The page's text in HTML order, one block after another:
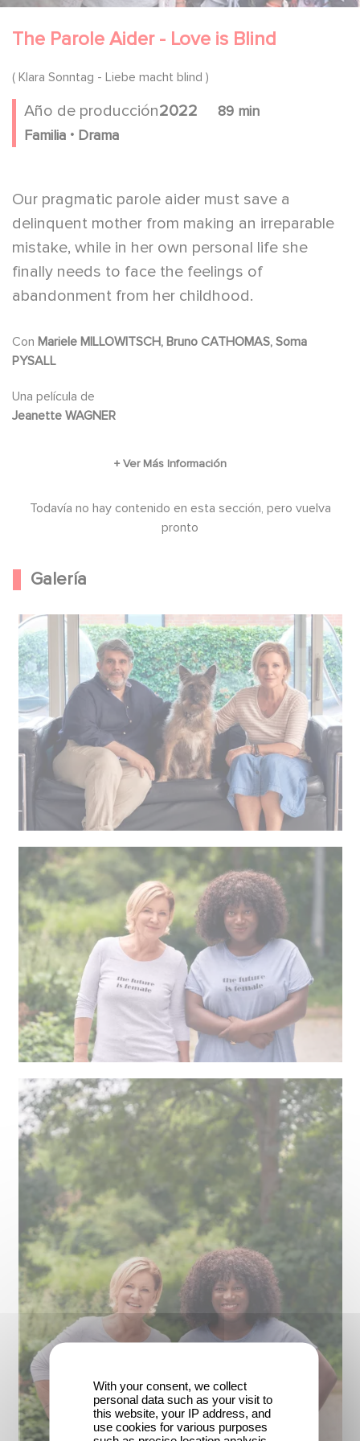
The Parole Aider - Love is Blind
( Klara Sonntag - Liebe macht blind )
Año de producción2022
89 min
Familia . Drama
Our pragmatic parole aider must save a
delinquent mother from making an irreparable
mistake, while in her own personal life she
finally needs to face the feelings of
abandonment from her childhood.
Con
PYSALL
Una película de
Jeanette WAGNER
Todavía no hay contenido en esta sección, pero vuelva
pronto
Galería
With your consent, we collect
personal data such as your visit to
this website, your IP address, and
use cookies for various purposes